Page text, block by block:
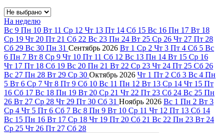
На неделю
Вс 9 Пн 10 Вт 11 Ср 12 Чт 13 Пт 14 Сб 15 Вс 16 Пн 17 Вт 18
Ср 19 Чт 20 Пт 21 Сб 22 Вс 23 Пн 24 Вт 25 Ср 26 Чт 27 Пт 28
Сб 29 Вс 30 Пн 31 Сентябрь 2026 Вт 1 Ср 2 Чт 3 Пт 4 Сб 5 Вс
6 Пн 7 Вт 8 Ср 9 Чт 10 Пт 11 Сб 12 Вс 13 Пн 14 Вт 15 Ср 16
Чт 17 Пт 18 Сб 19 Вс 20 Пн 21 Вт 22 Ср 23 Чт 24 Пт 25 Сб 26
Вс 27 Пн 28 Вт 29 Ср 30 Октябрь 2026 Чт 1 Пт 2 Сб 3 Вс 4 Пн
5 Вт 6 Ср 7 Чт 8 Пт 9 Сб 10 Вс 11 Пн 12 Вт 13 Ср 14 Чт 15 Пт
16 Сб 17 Вс 18 Пн 19 Вт 20 Ср 21 Чт 22 Пт 23 Сб 24 Вс 25 Пн
26 Вт 27 Ср 28 Чт 29 Пт 30 Сб 31 Ноябрь 2026 Вс 1 Пн 2 Вт 3
Ср 4 Чт 5 Пт 6 Сб 7 Вс 8 Пн 9 Вт 10 Ср 11 Чт 12 Пт 13 Сб 14
Вс 15 Пн 16 Вт 17 Ср 18 Чт 19 Пт 20 Сб 21 Вс 22 Пн 23 Вт 24
Ср 25 Чт 26 Пт 27 Сб 28